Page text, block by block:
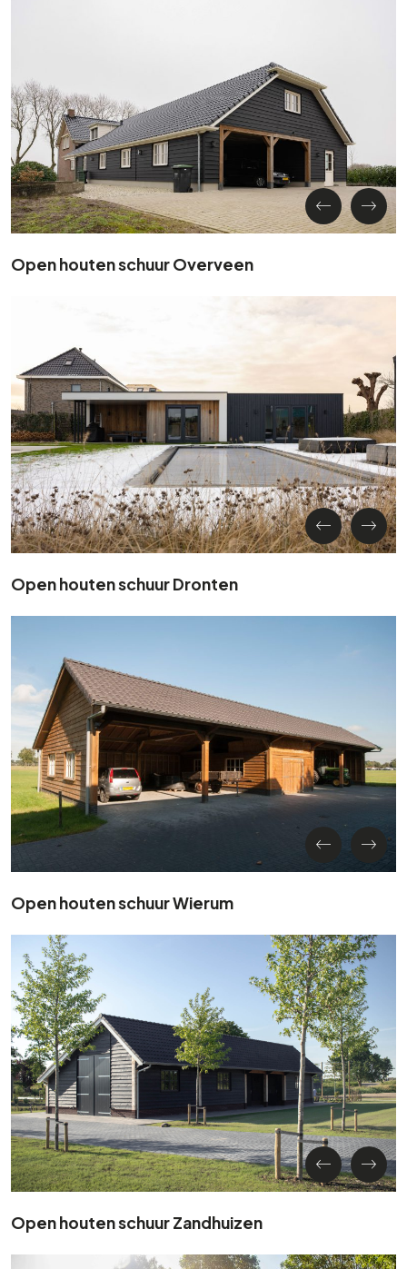
Open houten schuur Overveen
Open houten schuur Dronten
Open houten schuur Wierum
Open houten schuur Zandhuizen